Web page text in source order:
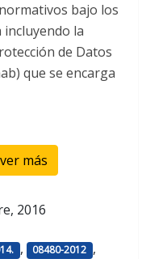
bajo los
la
de Datos
que se encarga
más
2016
, 08480-2012 ,